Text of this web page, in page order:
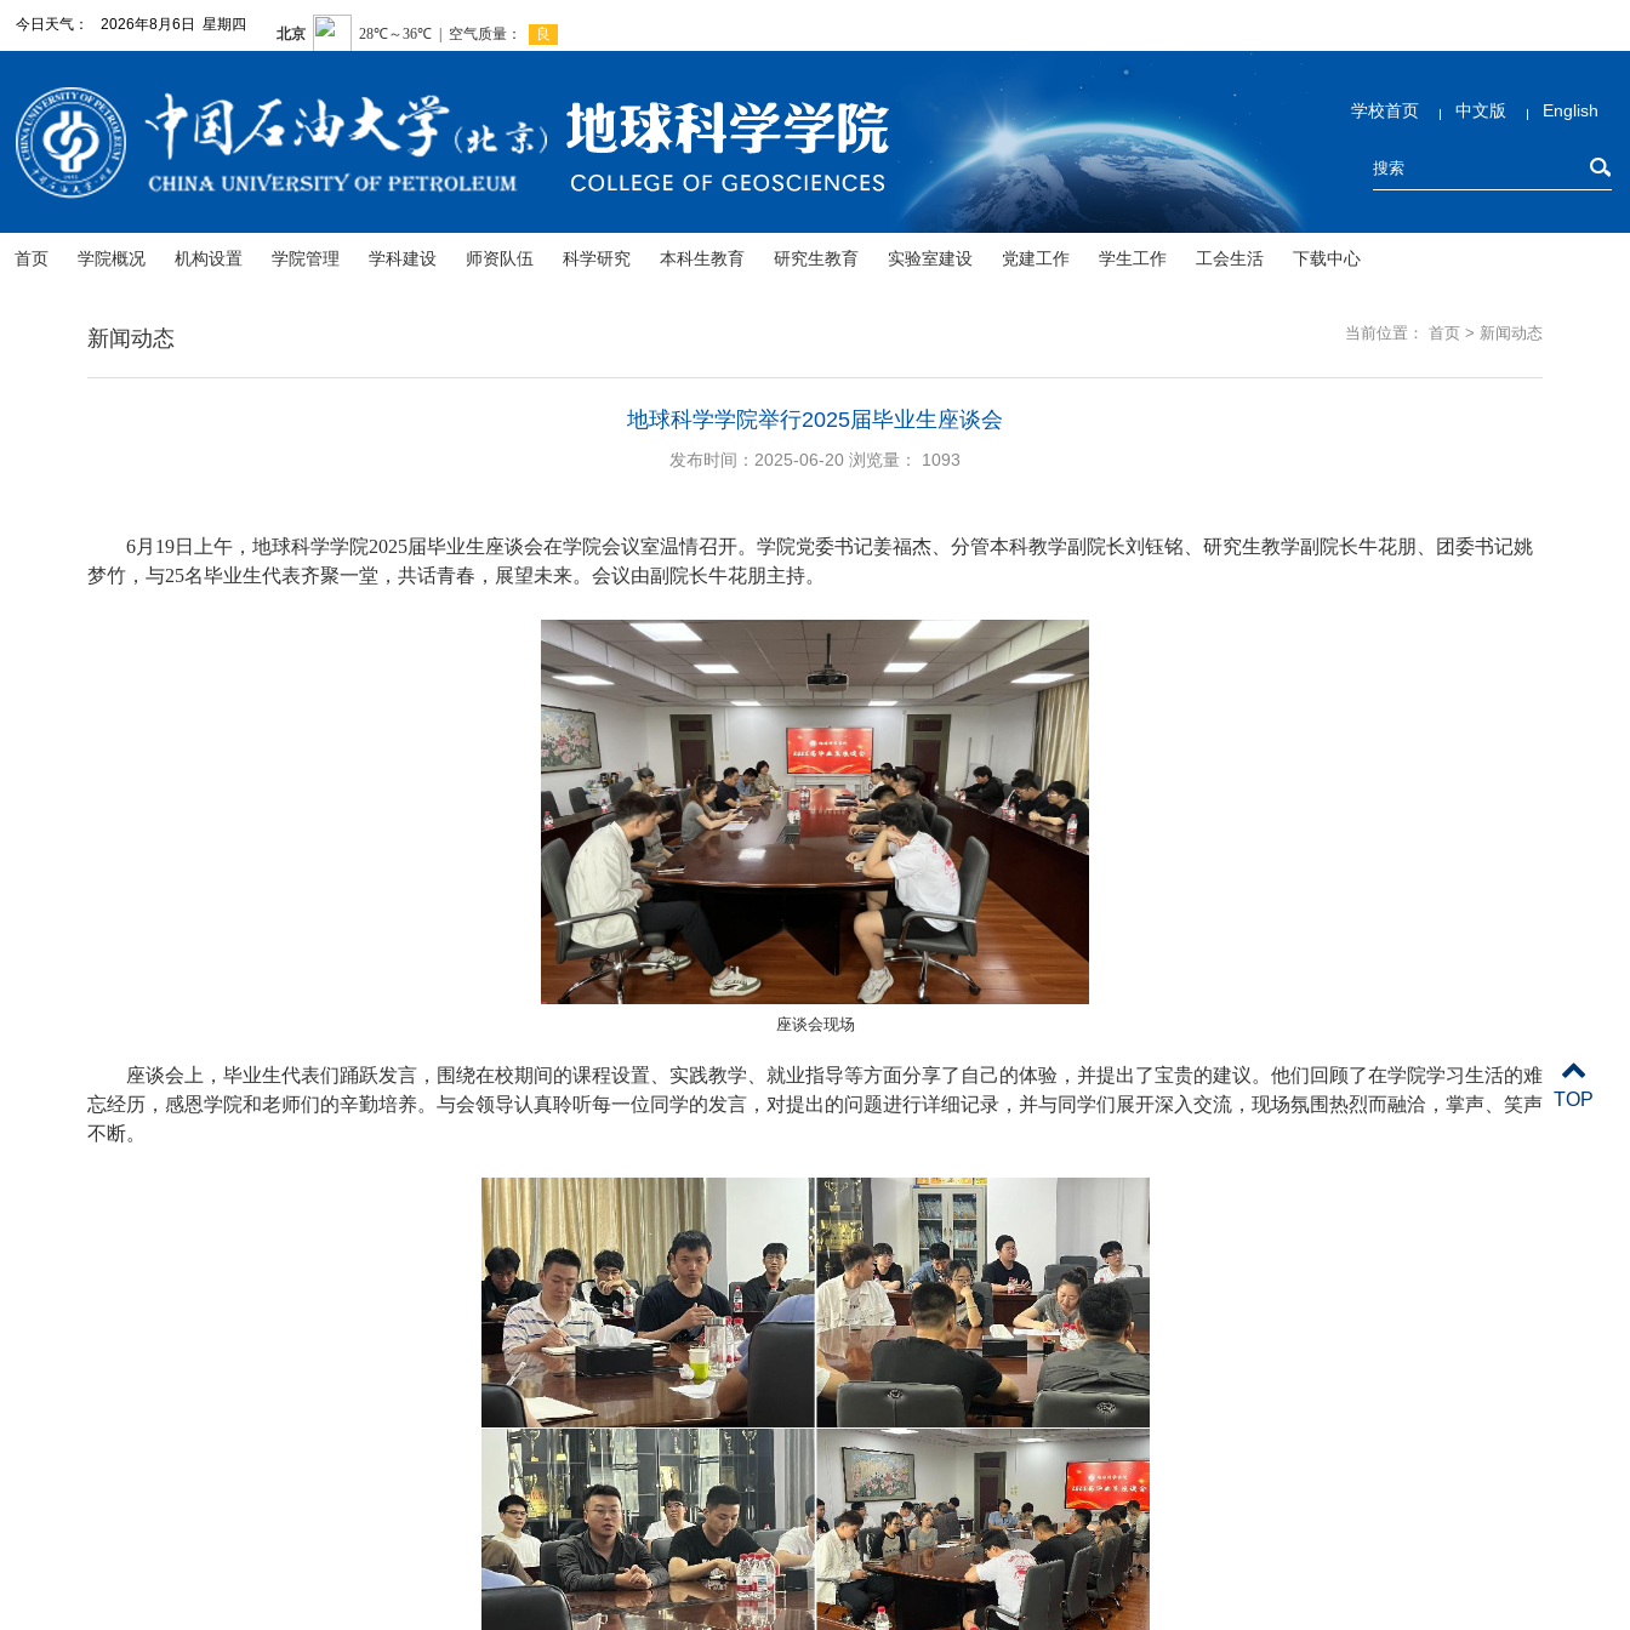
今日天气： 2026年8月6日 星期四
学校首页 中文版 English
首页 学院概况 机构设置 学院管理 学科建设 师资队伍 科学研究 本科生教育 研究生教育 实验室建设 党建工作 学生工作 工会生活 下载中心
当前位置： 首页 > 新闻动态
新闻动态
地球科学学院举行2025届毕业生座谈会
发布时间：2025-06-20 浏览量： 1093
6月19日上午，地球科学学院2025届毕业生座谈会在学院会议室温情召开。学院党委书记姜福杰、分管本科教学副院长刘钰铭、研究生教学副院长牛花朋、团委书记姚
梦竹，与25名毕业生代表齐聚一堂，共话青春，展望未来。会议由副院长牛花朋主持。
座谈会现场
座谈会上，毕业生代表们踊跃发言，围绕在校期间的课程设置、实践教学、就业指导等方面分享了自己的体验，并提出了宝贵的建议。他们回顾了在学院学习生活的难
忘经历，感恩学院和老师们的辛勤培养。与会领导认真聆听每一位同学的发言，对提出的问题进行详细记录，并与同学们展开深入交流，现场氛围热烈而融洽，掌声、笑声
不断。
TOP